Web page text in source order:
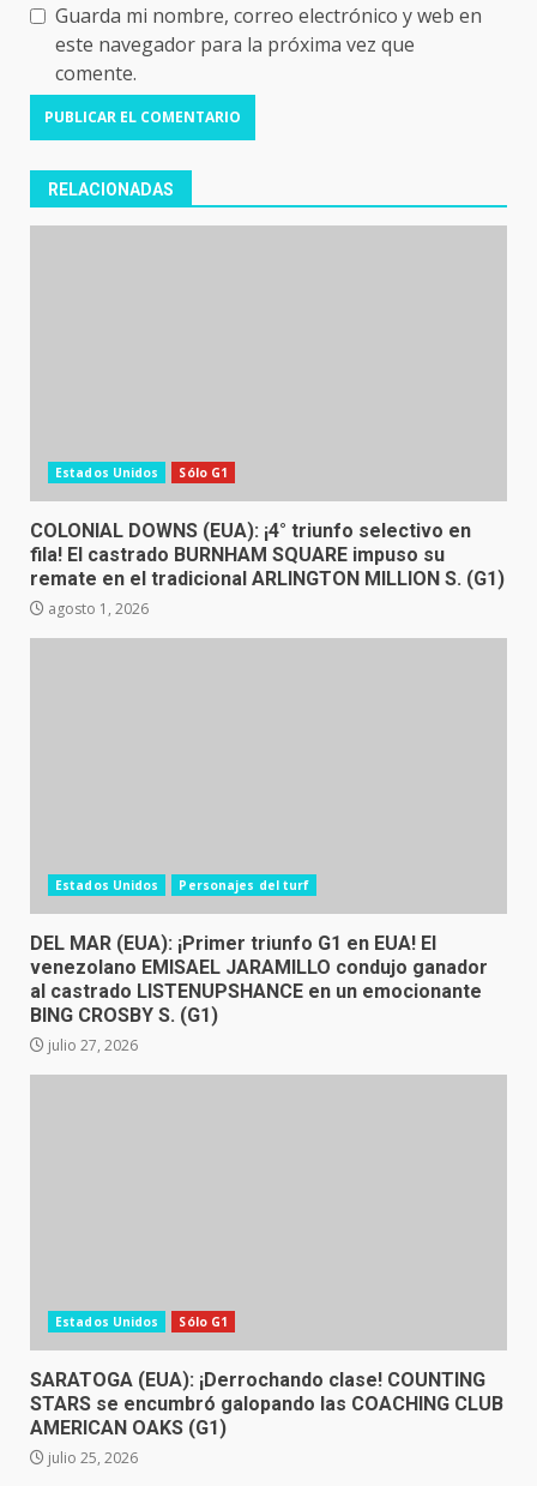
Guarda mi nombre, correo electrónico y web en
este navegador para la próxima vez que
comente.
RELACIONADAS
Estados Unidos Sólo G1
COLONIAL DOWNS (EUA): ¡4° triunfo selectivo en
fila! El castrado BURNHAM SQUARE impuso su
remate en el tradicional ARLINGTON MILLION S. (G1)
agosto 1, 2026
Estados Unidos Personajes del turf
DEL MAR (EUA): ¡Primer triunfo G1 en EUA! El
venezolano EMISAEL JARAMILLO condujo ganador
al castrado LISTENUPSHANCE en un emocionante
BING CROSBY S. (G1)
julio 27, 2026
Estados Unidos Sólo G1
SARATOGA (EUA): ¡Derrochando clase! COUNTING
STARS se encumbró galopando las COACHING CLUB
AMERICAN OAKS (G1)
julio 25, 2026